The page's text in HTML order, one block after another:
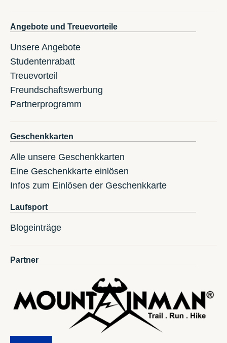
Angebote und Treuevorteile
Unsere Angebote
Studentenrabatt
Treuevorteil
Freundschaftswerbung
Partnerprogramm
Geschenkkarten
Alle unsere Geschenkkarten
Eine Geschenkkarte einlösen
Infos zum Einlösen der Geschenkkarte
Laufsport
Blogeinträge
Partner